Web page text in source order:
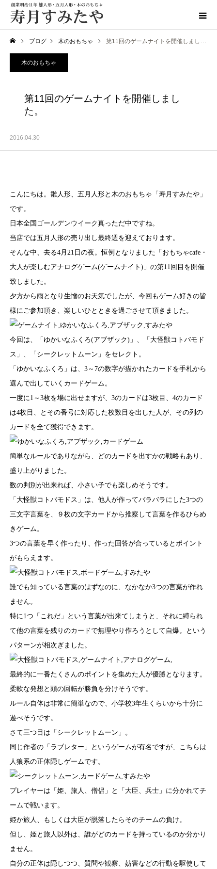
ブログ 木のおもちゃ 第11回のゲームナイトを開催しました。
木のおもちゃ
第11回のゲームナイトを開催しまし
た。
2016.04.30
こんにちは。雛人形、五月人形と木のおもちゃ「寿月すみたや」
です。
日本全国ゴールデンウイーク真っただ中ですね。
当店では五月人形の売り出し最終週を迎えております。
そんな中、去る4月21日の夜。恒例となりました「おもちゃcafe・
大人が楽しむアナログゲーム(ゲームナイト)」の第11回目を開催
致しました。
夕方から雨となり生憎のお天気でしたが、今回もゲーム好きの皆
様にご参加頂き、楽しいひとときを過ごさせて頂きました。
今回は、「ゆかいなふくろ(アブザック)」、「大怪獣コトバモド
ス」、「シークレットムーン」をセレクト。
「ゆかいなふくろ」は、3～7の数字が描かれたカードを手札から
選んで出していくカードゲーム。
一度に1～3枚を場に出せますが、3のカードは3枚目、4のカード
は4枚目、とその番号に対応した枚数目を出した人が、その列の
カードを全て獲得できます。
簡単なルールでありながら、どのカードを出すかの戦略もあり、
盛り上がりました。
数の判別が出来れば、小さい子でも楽しめそうです。
「大怪獣コトバモドス」は、他人が作ってバラバラにした3つの
三文字言葉を、９枚の文字カードから推察して言葉を作るひらめ
きゲーム。
3つの言葉を早く作ったり、作った回答が合っているとポイント
がもらえます。
誰でも知っている言葉のはずなのに、なかなか3つの言葉が作れ
ません。
特に1つ「これだ」という言葉が出来てしまうと、それに縛られ
て他の言葉を残りのカードで無理やり作ろうとして自爆。という
パターンが相次ぎました。
最終的に一番たくさんのポイントを集めた人が優勝となります。
柔軟な発想と頭の回転が勝負を分けそうです。
ルール自体は非常に簡単なので、小学校3年生くらいから十分に
遊べそうです。
さて三つ目は「シークレットムーン」。
同じ作者の「ラブレター」というゲームが有名ですが、こちらは
人狼系の正体隠しゲームです。
プレイヤーは「姫、旅人、僧侶」と「大臣、兵士」に分かれてチ
ームで戦います。
姫か旅人、もしくは大臣が脱落したらそのチームの負け。
但し、姫と旅人以外は、誰がどのカードを持っているのか分かり
ません。
自分の正体は隠しつつ、質問や観察、妨害などの行動を駆使して